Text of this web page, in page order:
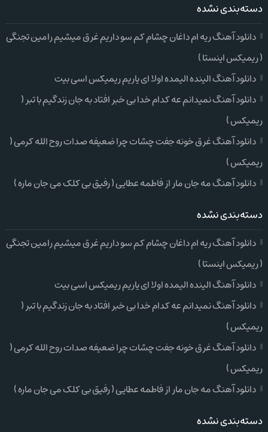
دسته‌بندی نشده
دانلود آهنگ ریه ام داغان چشام کم سو داریم غرق میشیم رامین تجنگی
( ریمیکس اینستا )
دانلود آهنگ الینده الیمده اولا ای یاریم ریمیکس اسی بیت
دانلود آهنگ نمیدانم عه کدام خدا بی خبر افتاد به جان زندگیم با تبر (
ریمیکس )
دانلود آهنگ غرق خونه جفت چشات چرا ضعیفه صدات روح الله کرمی (
ریمیکس )
دانلود آهنگ مه جان مار از فاطمه عطایی ( رفیق بی کلک می جان ماره )
دسته‌بندی نشده
دانلود آهنگ ریه ام داغان چشام کم سو داریم غرق میشیم رامین تجنگی
( ریمیکس اینستا )
دانلود آهنگ الینده الیمده اولا ای یاریم ریمیکس اسی بیت
دانلود آهنگ نمیدانم عه کدام خدا بی خبر افتاد به جان زندگیم با تبر (
ریمیکس )
دانلود آهنگ غرق خونه جفت چشات چرا ضعیفه صدات روح الله کرمی (
ریمیکس )
دانلود آهنگ مه جان مار از فاطمه عطایی ( رفیق بی کلک می جان ماره )
دسته‌بندی نشده